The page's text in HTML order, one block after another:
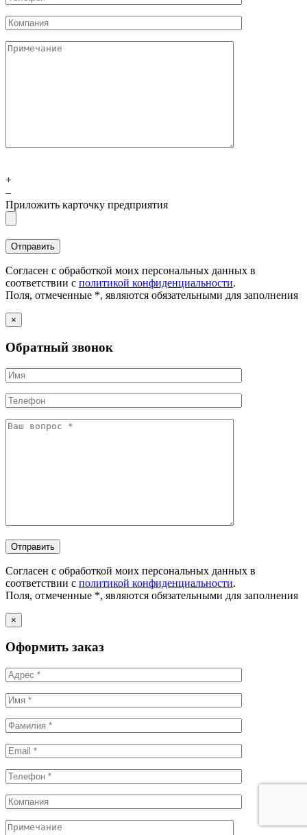
+
–
Приложить карточку предприятия
Согласен с обработкой моих персональных данных в
соответствии с политикой конфиденциальности.
Поля, отмеченные *, являются обязательными для заполнения
×
Обратный звонок
Согласен с обработкой моих персональных данных в
соответствии с политикой конфиденциальности.
Поля, отмеченные *, являются обязательными для заполнения
×
Оформить заказ